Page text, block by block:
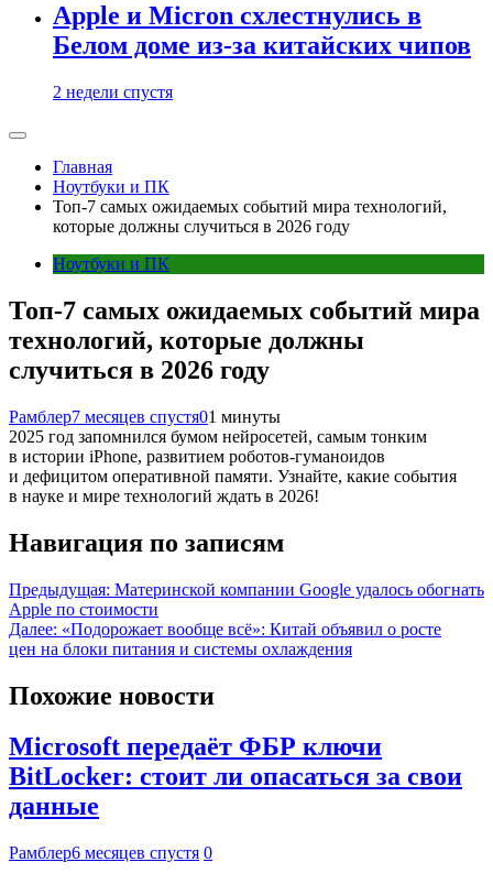
Apple и Micron схлестнулись в
Белом доме из-за китайских чипов
2 недели спустя
Главная
Ноутбуки и ПК
Топ-7 самых ожидаемых событий мира технологий,
которые должны случиться в 2026 году
Ноутбуки и ПК
Топ-7 самых ожидаемых событий мира
технологий, которые должны
случиться в 2026 году
Рамблер7 месяцев спустя01 минуты
2025 год запомнился бумом нейросетей, самым тонким
в истории iPhone, развитием роботов-гуманоидов
и дефицитом оперативной памяти. Узнайте, какие события
в науке и мире технологий ждать в 2026!
Навигация по записям
Предыдущая: Материнской компании Google удалось обогнать
Apple по стоимости
Далее: «Подорожает вообще всё»: Китай объявил о росте
цен на блоки питания и системы охлаждения
Похожие новости
Microsoft передаёт ФБР ключи
BitLocker: стоит ли опасаться за свои
данные
Рамблер6 месяцев спустя 0